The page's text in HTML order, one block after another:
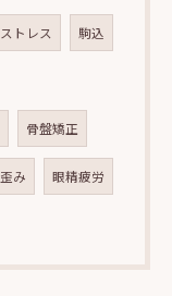
ストレス 駒込
骨盤矯正
歪み 眼精疲労